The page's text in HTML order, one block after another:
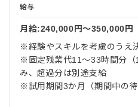
給与
月給:240,000円〜350,000円
※経験やスキルを考慮のうえ
※固定残業代11～33時間分
み、超過分は別途支給
※試用期間3か月（期間中の待